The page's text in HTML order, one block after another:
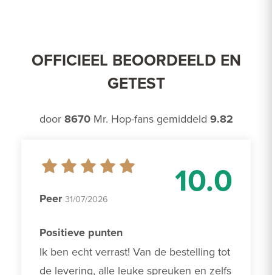
OFFICIEEL BEOORDEELD EN
GETEST
door 8670Mr. Hop-fans gemiddeld 9.82
10.0
Peer 31/07/2026
Positieve punten
Ik ben echt verrast! Van de bestelling tot
de levering, alle leuke spreuken en zelfs